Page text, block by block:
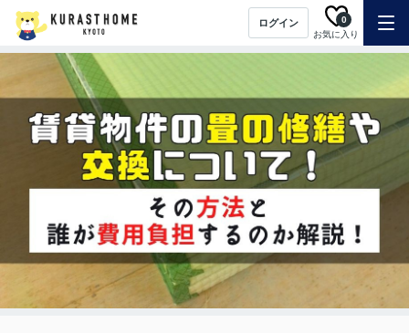
ログイン
お気に入り
0